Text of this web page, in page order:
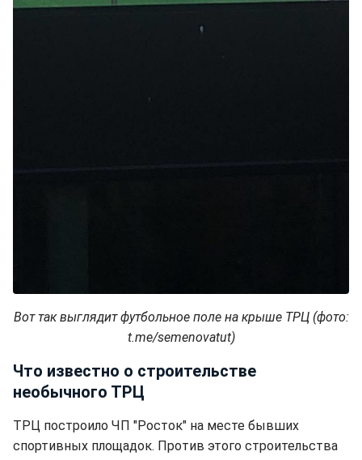
Вот так выглядит футбольное поле на крыше ТРЦ (фото:
t.me/semenovatut)
Что известно о строительстве
необычного ТРЦ
ТРЦ построило ЧП "Росток" на месте бывших
спортивных площадок. Против этого строительства